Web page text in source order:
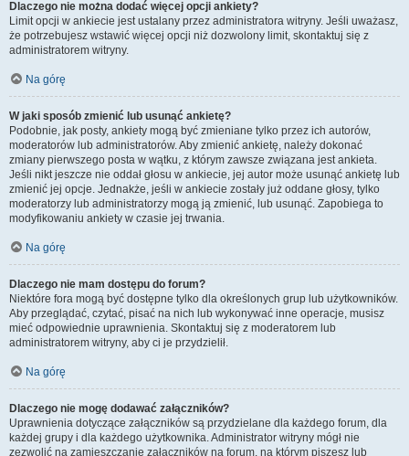
Dlaczego nie można dodać więcej opcji ankiety?
Limit opcji w ankiecie jest ustalany przez administratora witryny. Jeśli uważasz,
że potrzebujesz wstawić więcej opcji niż dozwolony limit, skontaktuj się z
administratorem witryny.
Na górę
W jaki sposób zmienić lub usunąć ankietę?
Podobnie, jak posty, ankiety mogą być zmieniane tylko przez ich autorów,
moderatorów lub administratorów. Aby zmienić ankietę, należy dokonać
zmiany pierwszego posta w wątku, z którym zawsze związana jest ankieta.
Jeśli nikt jeszcze nie oddał głosu w ankiecie, jej autor może usunąć ankietę lub
zmienić jej opcje. Jednakże, jeśli w ankiecie zostały już oddane głosy, tylko
moderatorzy lub administratorzy mogą ją zmienić, lub usunąć. Zapobiega to
modyfikowaniu ankiety w czasie jej trwania.
Na górę
Dlaczego nie mam dostępu do forum?
Niektóre fora mogą być dostępne tylko dla określonych grup lub użytkowników.
Aby przeglądać, czytać, pisać na nich lub wykonywać inne operacje, musisz
mieć odpowiednie uprawnienia. Skontaktuj się z moderatorem lub
administratorem witryny, aby ci je przydzielił.
Na górę
Dlaczego nie mogę dodawać załączników?
Uprawnienia dotyczące załączników są przydzielane dla każdego forum, dla
każdej grupy i dla każdego użytkownika. Administrator witryny mógł nie
zezwolić na zamieszczanie załączników na forum, na którym piszesz lub